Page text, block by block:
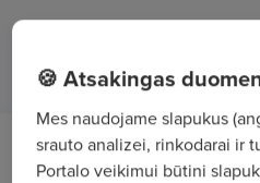
Tavęs laukia
🍪 Atsakingas
Mes naudojame slapukus
srauto analizei, rinkodarai ir
Portalo veikimui būtini